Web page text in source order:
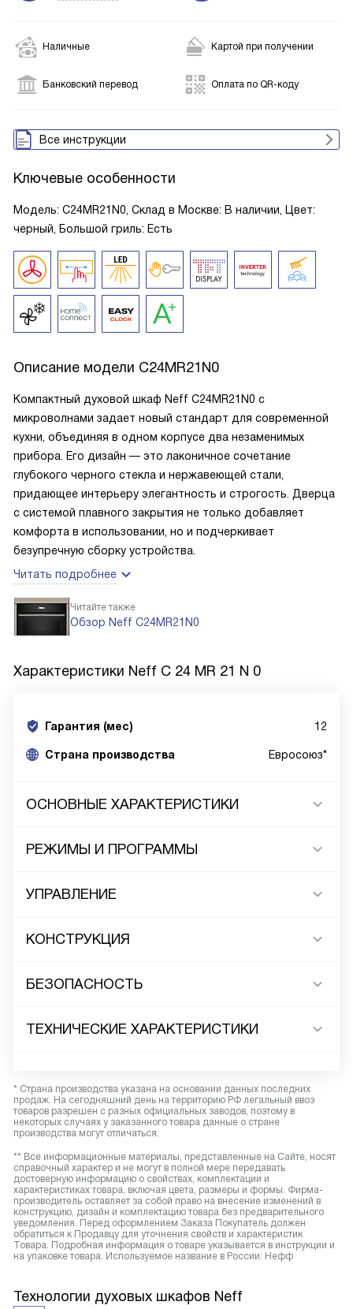
Наличные Картой при получении
Банковский перевод Оплата по QR-коду
Все инструкции
Ключевые особенности
Модель: C24MR21N0, Склад в Москве: В наличии, Цвет:
черный, Большой гриль: Есть
Описание модели C24MR21N0
Компактный духовой шкаф Neff C24MR21N0 с
микроволнами задает новый стандарт для современной
кухни, объединяя в одном корпусе два незаменимых
прибора. Его дизайн — это лаконичное сочетание
глубокого черного стекла и нержавеющей стали,
придающее интерьеру элегантность и строгость. Дверца
с системой плавного закрытия не только добавляет
комфорта в использовании, но и подчеркивает
безупречную сборку устройства.
Читать подробнее
Читайте также
Обзор Neff C24MR21N0
Характеристики Neff C 24 MR 21 N 0
Гарантия (мес) 12
Страна производства Евросоюз*
ОСНОВНЫЕ ХАРАКТЕРИСТИКИ
РЕЖИМЫ И ПРОГРАММЫ
УПРАВЛЕНИЕ
КОНСТРУКЦИЯ
БЕЗОПАСНОСТЬ
ТЕХНИЧЕСКИЕ ХАРАКТЕРИСТИКИ
* Страна производства указана на основании данных последних
продаж. На сегодняшний день на территорию РФ легальный ввоз
товаров разрешен с разных официальных заводов, поэтому в
некоторых случаях у заказанного товара данные о стране
производства могут отличаться.
** Все информационные материалы, представленные на Сайте, носят
справочный характер и не могут в полной мере передавать
достоверную информацию о свойствах, комплектации и
характеристиках товара, включая цвета, размеры и формы. Фирма-
производитель оставляет за собой право на внесение изменений в
конструкцию, дизайн и комплектацию товара без предварительного
уведомления. Перед оформлением Заказа Покупатель должен
обратиться к Продавцу для уточнения свойств и характеристик
Товара. Подробная информация о товаре указывается в инструкции и
на упаковке товара. Используемое название в России: Нефф
Технологии духовых шкафов Neff